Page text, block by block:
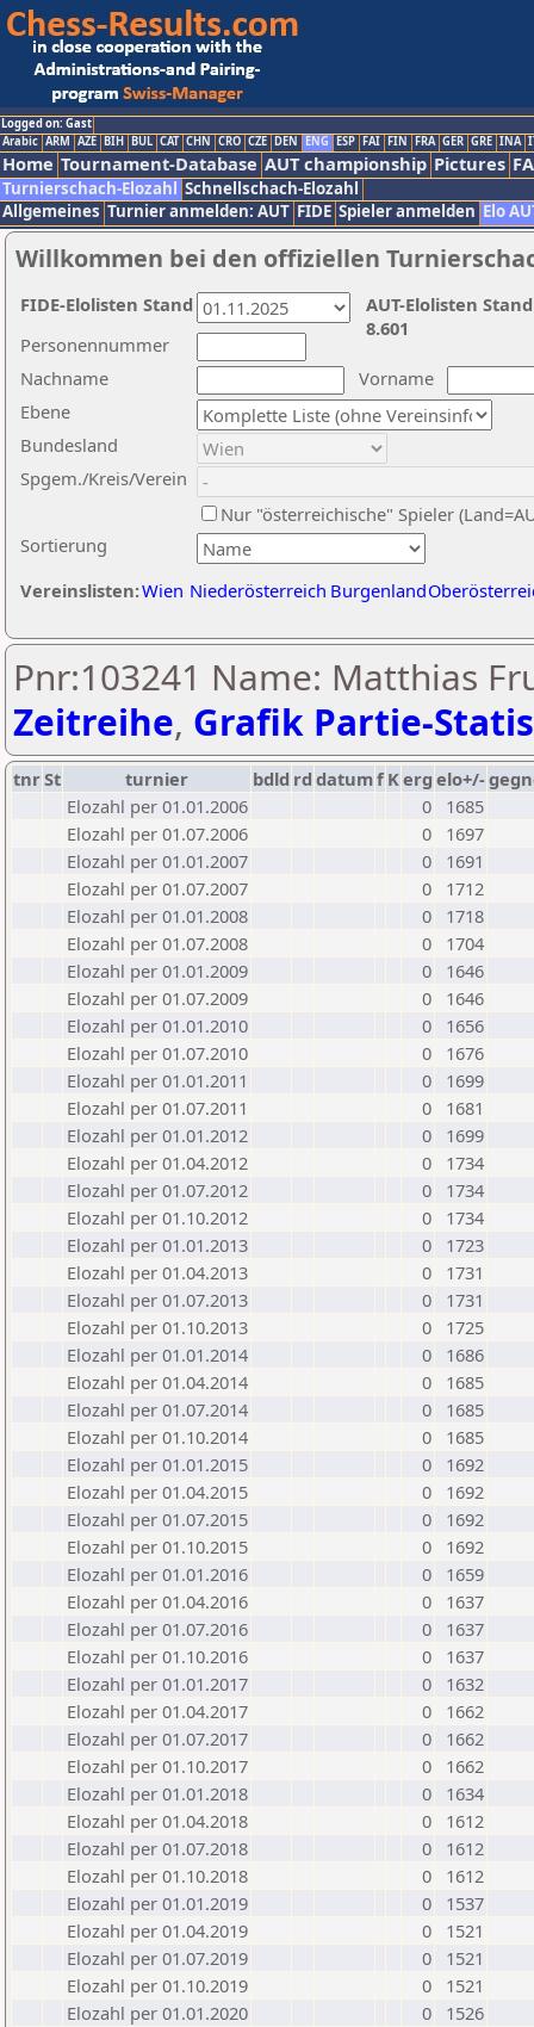
Logged on: Gast
Arabic ARM AZE BIH BUL CAT CHN CRO CZE DEN ENG ESP FAI FIN FRA GER GRE INA
Home Tournament-Database AUT championship Pictures
Turnierschach-Elozahl Schnellschach-Elozahl
Allgemeines Turnier anmelden: AUT FIDE Spieler anmelden Elo
Willkommen bei den offiziellen
Nachname
Vorname
Ebene
Sortierung
Personennummer
Bundesland
Spgem./Kreis/Verein
Nur "österreichische" Spieler
Vereinslisten:Wien Niederösterreich Burgenland
AUT-Elolisten
8.601
FIDE-Elolisten Stand
Pnr:103241 Name: Matthias
Zeitreihe, Grafik Partie-
tnrSt turnier bdld rd datumf Kerg elo+/-
Elozahl per 01.01.2006
0
1685
Elozahl per 01.07.2006
0
1697
Elozahl per 01.01.2007
0
1691
Elozahl per 01.07.2007
0
1712
Elozahl per 01.01.2008
0
1718
Elozahl per 01.07.2008
0
1704
Elozahl per 01.01.2009
0
1646
Elozahl per 01.07.2009
0
1646
Elozahl per 01.01.2010
0
1656
Elozahl per 01.07.2010
0
1676
Elozahl per 01.01.2011
0
1699
Elozahl per 01.07.2011
0
1681
Elozahl per 01.01.2012
0
1699
Elozahl per 01.04.2012
0
1734
Elozahl per 01.07.2012
0
1734
Elozahl per 01.10.2012
0
1734
Elozahl per 01.01.2013
0
1723
Elozahl per 01.04.2013
0
1731
Elozahl per 01.07.2013
0
1731
Elozahl per 01.10.2013
0
1725
Elozahl per 01.01.2014
0
1686
Elozahl per 01.04.2014
0
1685
Elozahl per 01.07.2014
0
1685
Elozahl per 01.10.2014
0
1685
Elozahl per 01.01.2015
0
1692
Elozahl per 01.04.2015
0
1692
Elozahl per 01.07.2015
0
1692
Elozahl per 01.10.2015
0
1692
Elozahl per 01.01.2016
0
1659
Elozahl per 01.04.2016
0
1637
Elozahl per 01.07.2016
0
1637
Elozahl per 01.10.2016
0
1637
Elozahl per 01.01.2017
0
1632
Elozahl per 01.04.2017
0
1662
Elozahl per 01.07.2017
0
1662
Elozahl per 01.10.2017
0
1662
Elozahl per 01.01.2018
0
1634
Elozahl per 01.04.2018
0
1612
Elozahl per 01.07.2018
0
1612
Elozahl per 01.10.2018
0
1612
Elozahl per 01.01.2019
0
1537
Elozahl per 01.04.2019
0
1521
Elozahl per 01.07.2019
0
1521
Elozahl per 01.10.2019
0
1521
Elozahl per 01.01.2020
0
1526